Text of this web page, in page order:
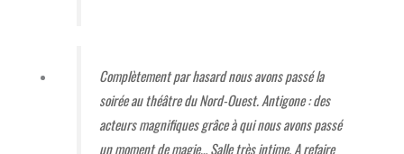
Complètement par hasard nous avons passé la
soirée au théâtre du Nord-Ouest. Antigone : des
acteurs magnifiques grâce à qui nous avons passé
un moment de magie… Salle très intime. A refaire